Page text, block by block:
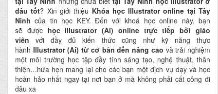
đâu tốt? Xin giới thiệu Khóa học Illustrator online tại Tây
Ninh của tin học KEY. Đến với khoá học online này, bạn
sẽ được học Illustrator (Ai) online trực tiếp bởi giáo
viênvới đầy đủ kiến thức cũng như kỹ năng thực
hành Illustrator (Ai) từ cơ bản đến nâng cao và trải nghiệm
một môi trường học tập đầy tính sáng tạo, nghệ thuật, thân
thiện…hứa hẹn mang lại cho các bạn một dịch vụ dạy và học
hoàn hảo nhất ngay tại nơi bạn ở mà không phải cất công đi
đâu xa